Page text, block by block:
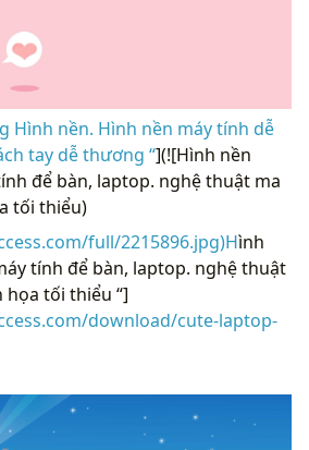
Hình nền. Hình nền máy tính dễ
tay dễ thương “](![Hình nền
để bàn, laptop. nghệ thuật ma
tối thiểu)
full/2215896.jpg)Hình
tính để bàn, laptop. nghệ thuật
tối thiểu “]
download/cute-laptop-